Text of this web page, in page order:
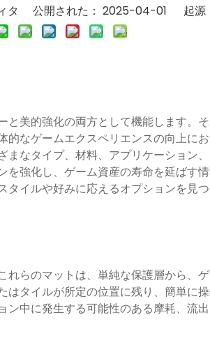
タ 公開された： 2025-04-01 起源
美的強化の両方として機能します。
なゲームエクスペリエンスの向上に
なタイプ、材料、アプリケーション
強化し、ゲーム資産の寿命を延ばす
イルや好みに応えるオプションを見つ
らのマットは、単純な保護層から、
タイルが所定の位置に残り、簡単に
中に発生する可能性のある摩耗、流